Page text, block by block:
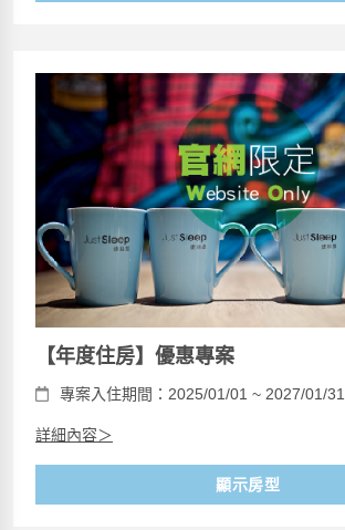
【年度住房】優惠專案
專案入住期間：2025/01/01 ~ 2027/01/31
詳細內容＞
顯示房型